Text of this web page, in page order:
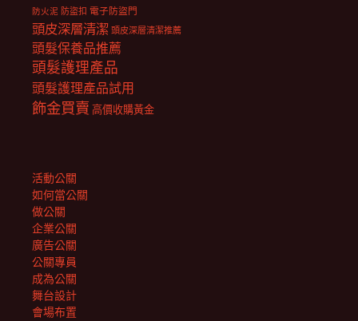
防火泥 防盜扣 電子防盜門
頭皮深層清潔 頭皮深層清潔推薦
頭髮保養品推薦
頭髮護理產品
頭髮護理產品試用
飾金買賣 高價收購黃金
活動公關
如何當公關
做公關
企業公關
廣告公關
公關專員
成為公關
舞台設計
會場布置